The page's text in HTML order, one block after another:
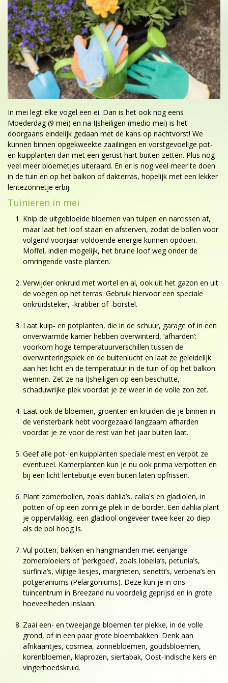
In mei legt elke vogel een ei. Dan is het ook nog eens
Moederdag (9 mei) en na IJsheiligen (medio mei) is het
doorgaans eindelijk gedaan met de kans op nachtvorst! We
kunnen binnen opgekweekte zaailingen en vorstgevoelige pot-
en kuipplanten dan met een gerust hart buiten zetten. Plus nog
veel meer bloemetjes uiteraard. En er is nog veel meer te doen
in de tuin en op het balkon of dakterras, hopelijk met een lekker
lentezonnetje erbij.
Tuinieren in mei
Knip de uitgebloeide bloemen van tulpen en narcissen af,
maar laat het loof staan en afsterven, zodat de bollen voor
volgend voorjaar voldoende energie kunnen opdoen.
Moffel, indien mogelijk, het bruine loof weg onder de
omringende vaste planten.
Verwijder onkruid met wortel en al, ook uit het gazon en uit
de voegen op het terras. Gebruik hiervoor een speciale
onkruidsteker, -krabber of -borstel.
Laat kuip- en potplanten, die in de schuur, garage of in een
onverwarmde kamer hebben overwinterd, ‘afharden’:
voorkom hoge temperatuurverschillen tussen de
overwinteringsplek en de buitenlucht en laat ze geleidelijk
aan het licht en de temperatuur in de tuin of op het balkon
wennen. Zet ze na IJsheiligen op een beschutte,
schaduwrijke plek voordat je ze weer in de volle zon zet.
Laat ook de bloemen, groenten en kruiden die je binnen in
de vensterbank hebt voorgezaaid langzaam afharden
voordat je ze voor de rest van het jaar buiten laat.
Geef alle pot- en kuipplanten speciale mest en verpot ze
eventueel. Kamerplanten kun je nu ook prima verpotten en
bij een licht lentebuitje even buiten laten opfrissen.
Plant zomerbollen, zoals dahlia’s, calla's en gladiolen, in
potten of op een zonnige plek in de border. Een dahlia plant
je oppervlakkig, een gladiool ongeveer twee keer zo diep
als de bol hoog is.
Vul potten, bakken en hangmanden met eenjarige
zomerbloeiers of 'perkgoed', zoals lobelia’s, petunia’s,
surfinia’s, vlijtige liesjes, margrieten, senetti’s, verbena’s en
potgeraniums (Pelargoniums). Deze kun je in ons
tuincentrum in Breezand nu voordelig geprijsd en in grote
hoeveelheden inslaan.
Zaai een- en tweejarige bloemen ter plekke, in de volle
grond, of in een paar grote bloembakken. Denk aan
afrikaantjes, cosmea, zonnebloemen, goudsbloemen,
korenbloemen, klaprozen, siertabak, Oost-Indische kers en
vingerhoedskruid.